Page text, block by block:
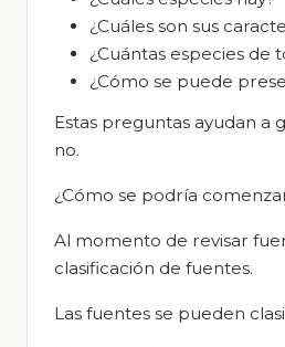
¿Cuáles son sus
¿Cuántas especies de
¿Cómo se puede
Estas preguntas ayudan a
no.
¿Cómo se podría
Al momento de revisar
clasificación de fuentes.
Las fuentes se pueden